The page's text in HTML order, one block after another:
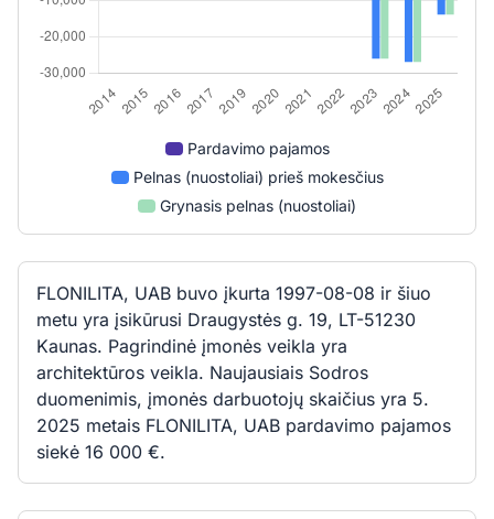
Pardavimo pajamos
Pelnas (nuostoliai) prieš mokesčius
Grynasis pelnas (nuostoliai)
FLONILITA, UAB buvo įkurta 1997-08-08 ir šiuo
metu yra įsikūrusi Draugystės g. 19, LT-51230
Kaunas. Pagrindinė įmonės veikla yra
architektūros veikla. Naujausiais Sodros
duomenimis, įmonės darbuotojų skaičius yra 5.
2025 metais FLONILITA, UAB pardavimo pajamos
siekė 16 000 €.